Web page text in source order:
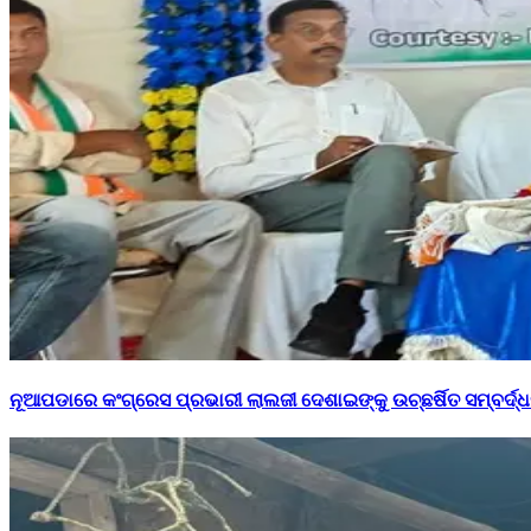
ନୂଆପଡାରେ କଂଗ୍ରେସ ପ୍ରଭାରୀ ଲାଲଜୀ ଦେଶାଇଙ୍କୁ ଉଚ୍ଛର୍ଷିତ